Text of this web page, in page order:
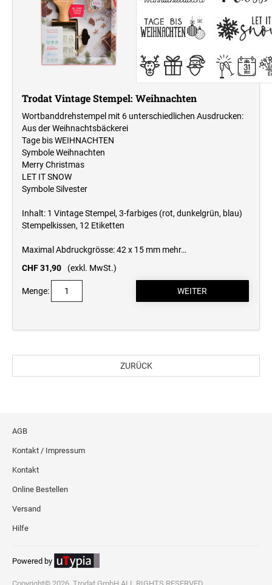
Trodat Vintage Stempel: Weihnachten
Wortbanddrehstempel mit 6 unterschiedlichen Ausdrucken:
Aus der Weihnachtsbäckerei
Tage bis WEIHNACHTEN
Symbole Weihnachten
Merry Christmas
LET IT SNOW
Symbole Silvester
Inhalt: 1 Vintage Stempel, 3-farbiges (rot, dunkelgrün, blau)
Stempelkissen, 12 Etiketten
Maximal Abdruckgrösse: 42 x 15 mm mehr…
CHF 31,90
(exkl. MwSt.)
Menge:
ZURÜCK
AGB
Kontakt / Impressum
Kontakt
Online Bestellen
Versand
Hilfe
Powered by